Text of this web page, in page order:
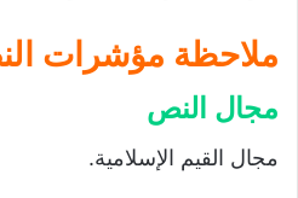
ملاحظة مؤشرات
مجال النص
مجال القيم الإسلامية.